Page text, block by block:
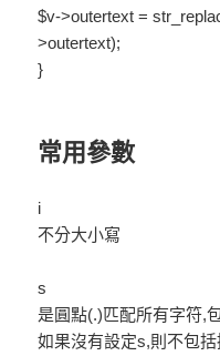
$v->outertext =
>outertext);
}
常用參數
i
不分大小寫
s
是圓點(.)匹配所有字符,
如果沒有設定s,則不包括